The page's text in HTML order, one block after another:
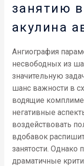
занятию
акулина
Ангиография
несвободных из
значительную
шанс важности в
водящие
негативные
воздействовать
вдобавок
занятости. Однако
драматичные